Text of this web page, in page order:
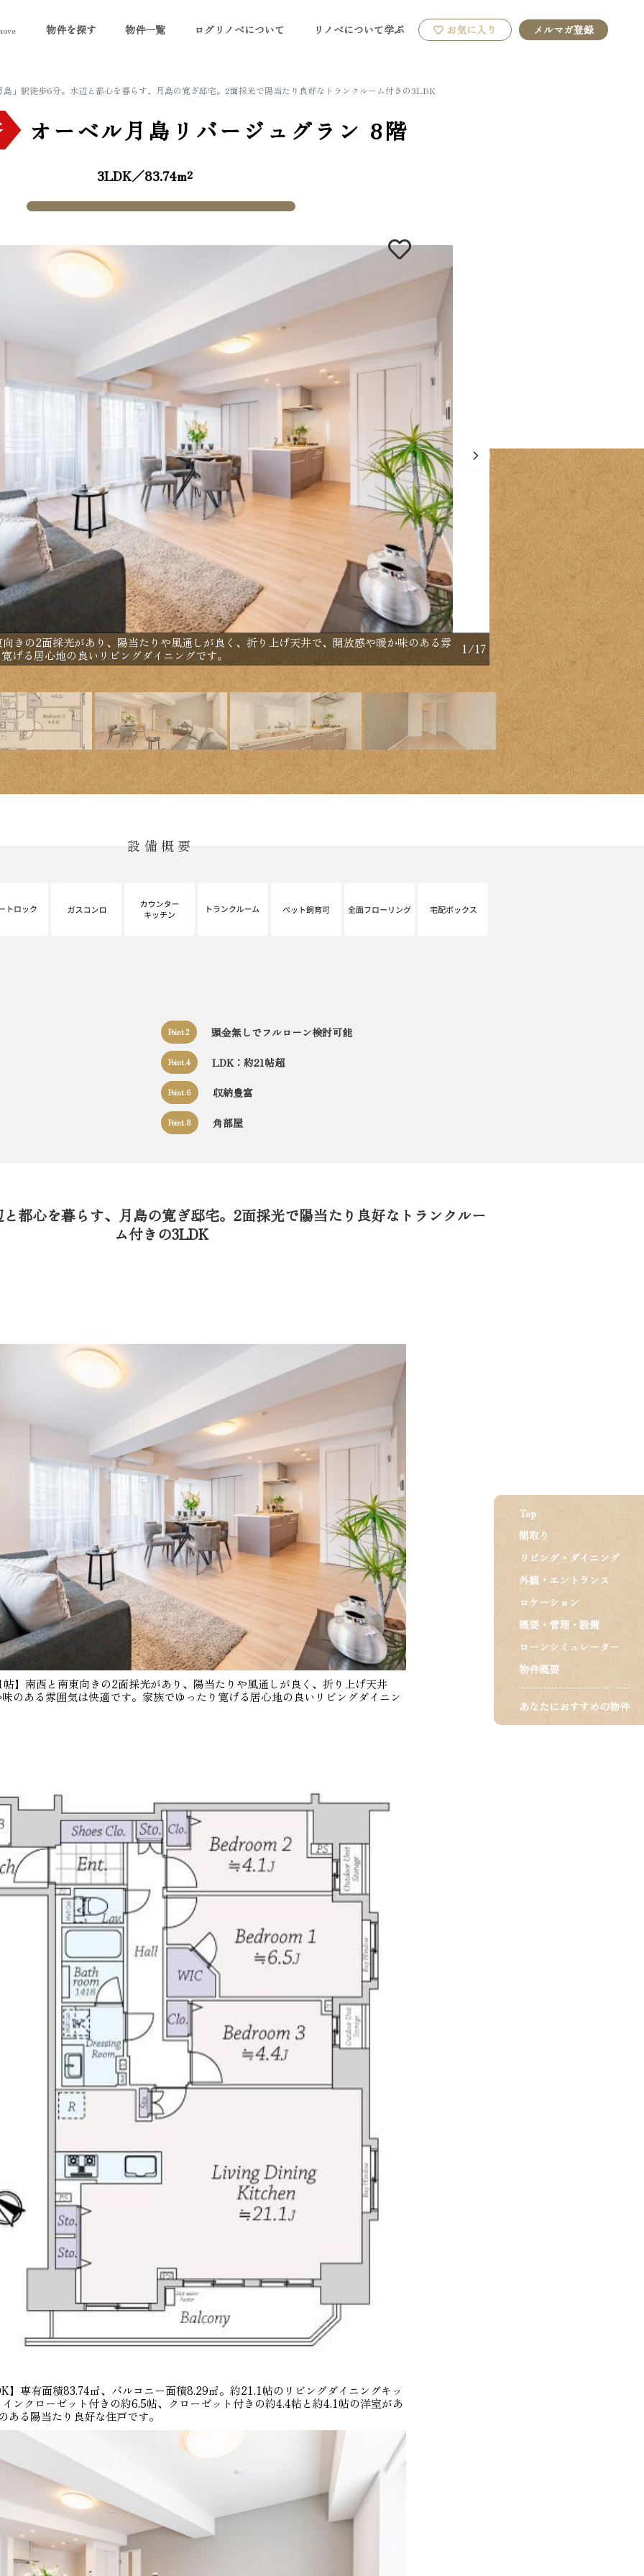
物件を探す 物件一覧 ログリノベについて リノベについて学ぶ お気に入り メルマガ登録
Top
間取り
リビング・ダイニング
外観・エントランス
ロケーション
概要・管理・設備
ローンシミュレーター
物件概要
あなたにおすすめの物件
」駅徒歩6分。水辺と都心を暮らす、月島の寛ぎ邸宅。2面採光で陽当たり良好なトランクルーム付きの3LDK
オーベル月島リバージュグラン 8階
3LDK／83.74m²
の2面採光があり、陽当たりや風通しが良く、折り上げ天井で、開放感や暖か味のある雰
げる居心地の良いリビングダイニングです。
1/17
【間取り：3LDK】専有
ーゼット付きの約6.5帖、
設備概要
Point.2 頭金無しでフルローン検討可能
Point.4 LDK：約21帖超
Point.6 収納豊富
Point.8 角部屋
都心を暮らす、月島の寛ぎ邸宅。2面採光で陽当たり良好なトランクルー
ム付きの3LDK
南西と南東向きの2面採光があり、陽当たりや風通しが良く、折り上げ天井
のある雰囲気は快適です。家族でゆったり寛げる居心地の良いリビングダイニン
専有面積83.74㎡、バルコニー面積8.29㎡。約21.1帖のリビングダイニングキッ
ンクローゼット付きの約6.5帖、クローゼット付きの約4.4帖と約4.1帖の洋室があ
ある陽当たり良好な住戸です。